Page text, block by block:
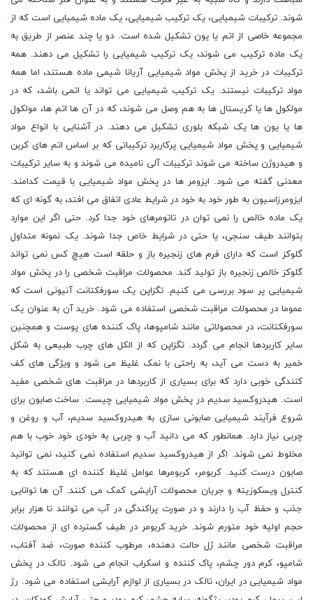
شوند. ترکیبات شیمیایی، یک ترکیب شیمیایی، یک ماده شیمیایی است که از
مجموعه خاصی از اتم یا یون تشکیل شده است. دو یا چند عنصر از طریق به
یک ماده ترکیب می ‌شوند، یک ترکیب شیمیایی را تشکیل می‌ دهند. همه
ترکیبات در خرید از پخش مواد شیمیایی آریانا شیمی ماده هستند، اما همه
مواد ترکیبات نیستند. یک ترکیب شیمیایی می‌ تواند یا اتمی باشد، که در
مولکول‌ ها یا کریستال‌ ها به هم وصل می‌ شوند، که در آن ها اتم‌ ها، مولکول‌
ها یا یون ‌ها یک شبکه بلوری تشکیل می ‌دهند. در آشنایی با انواع مواد
شیمیایی و پخش مواد شیمیایی پرکاربرد ترکیباتی که بر اساس اتم‌ های کربن
و هیدروژن ساخته می‌ شوند ترکیبات آلی نامیده می شوند و به سایر ترکیبات
معدنی گفته می شود. ایزومر ها در پخش مواد شیمیایی با قیمت کدامند.
ایزومرزاسیون به طور خود به خود در شرایط عادی اتفاق می افتد، به گونه‌ ای که
یک ماده خالص را نمی ‌توان در تاتومرهای خود جدا کرد. حتی اگر این موارد
بتوانند طیف سنجی، یا حتی در شرایط خاص جدا شوند. یک نمونه متداول
گلوکز است که دارای فرم ‌های زنجیره باز و حلقه است هیچ کس نمی‌ تواند
گلوکز خالص زنجیره باز تولید کند. محصولات مراقبت شخصی را در پخش مواد
شیمیایی پر سود بررسی می کنیم. تگزاپن یک سورفکتانت آنیونی است که
عموما در محصولات مراقبت شخصی استفاده می شود. خرید آن به عنوان یک
سورفکتانت، در محصولاتی مانند شامپوها، پاک کننده های پوست و همچنین
سایر کاربردها انجام می گردد. تگزاپن که از الکل های چرب طبیعی به شکل
خمیر به دست می آید، به راحتی با نمک غلیظ می شود و ویژگی های کف
کنندگی خوبی دارد که برای بسیاری از کاربردها در مراقبت های شخصی مفید
است. هیدروکسید سدیم در پخش مواد شیمیایی چیست. ساخت صابون برای
شروع فرآیند شیمیایی صابونی سازی به هیدروکسید سدیم، آب و روغن و
چربی نیاز دارد. همانطور که می دانید آب و چربی به خودی خود خوب با هم
مخلوط نمی شوند. اگر از هیدروکسید سدیم استفاده نمی کنید، نمی توانید
صابون درست کنید. کربومر، کربومرها عوامل غلیظ کننده ای هستند که به
کنترل ویسکوزیته و جریان محصولات آرایشی کمک می کنند. آن ها توانایی
جذب و حفظ آب را دارند و در صورت پراکندگی در آب می توانند تا هزار برابر
حجم اولیه خود متورم شوند. خرید کربومر در طیف گسترده ای از محصولات
مراقبت شخصی مانند ژل حالت دهنده، مرطوب کننده صورت، ضد آفتاب،
شامپو، کرم دور چشم، پاک کننده و اسکراب انجام می شود. تالک در پخش
مواد شیمیایی در ایران، تالک در بسیاری از لوازم آرایشی استفاده می شود. رژ